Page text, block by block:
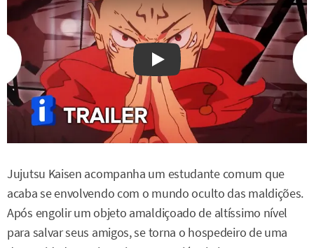
Watch on YouTube
Jujutsu Kaisen acompanha um estudante comum que
acaba se envolvendo com o mundo oculto das maldições.
Após engolir um objeto amaldiçoado de altíssimo nível
para salvar seus amigos, se torna o hospedeiro de uma